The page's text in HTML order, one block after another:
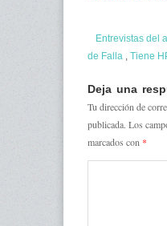
Entrevistas del
de Falla , Tiene
Deja una
Tu dirección de
publicada. Los
marcados con *